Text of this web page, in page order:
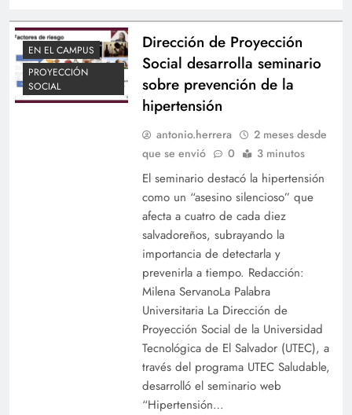
EN EL CAMPUS
PROYECCIÓN
SOCIAL
Dirección de Proyección
Social desarrolla seminario
sobre prevención de la
hipertensión
antonio.herrera
2 meses desde
que se envió
0 3 minutos
El seminario destacó la hipertensión
como un “asesino silencioso” que
afecta a cuatro de cada diez
salvadoreños, subrayando la
importancia de detectarla y
prevenirla a tiempo. Redacción:
Milena ServanoLa Palabra
Universitaria La Dirección de
Proyección Social de la Universidad
Tecnológica de El Salvador (UTEC), a
través del programa UTEC Saludable,
desarrolló el seminario web
“Hipertensión…